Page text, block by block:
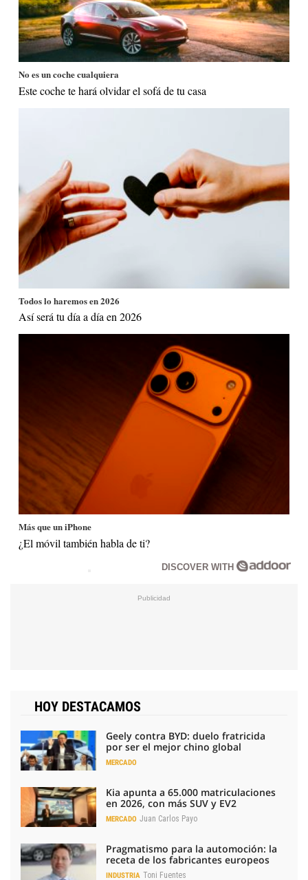
No es un coche cualquiera
Este coche te hará olvidar el sofá de tu casa
Todos lo haremos en 2026
Así será tu día a día en 2026
Más que un iPhone
¿El móvil también habla de ti?
DISCOVER WITH
HOY DESTACAMOS
Geely contra BYD: duelo fratricida
por ser el mejor chino global
MERCADO
Kia apunta a 65.000 matriculaciones
en 2026, con más SUV y EV2
MERCADO Juan Carlos Payo
Pragmatismo para la automoción: la
receta de los fabricantes europeos
INDUSTRIA Toni Fuentes